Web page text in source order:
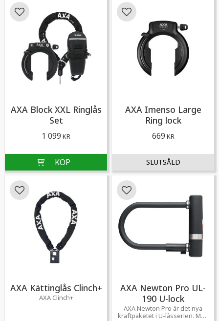
AXA Block XXL Ringlås
Set
1 099 KR
Lägg till i favoriter
AXA Imenso Large
Ring lock
669 KR
Lägg till i favoriter
AXA Kättinglås Clinch+
AXA Clinch+
Lägg till i favoriter
AXA Newton Pro UL-
190 U-lock
AXA Newton Pro är det nya
kraftpaketet i U-låsserien. Med
Lägg till i favoriter